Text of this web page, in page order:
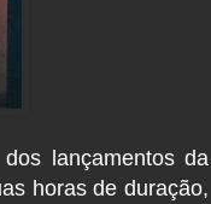
lançamentos da
horas de duração,